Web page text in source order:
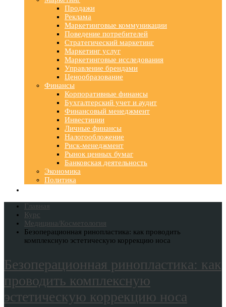
Продажи
Реклама
Маркетинговые коммуникации
Поведение потребителей
Стратегический маркетинг
Маркетинг услуг
Маркетинговые исследования
Управление брендами
Ценообразование
Финансы
Корпоративные финансы
Бухгалтерский учет и аудит
Финансовый менеджмент
Инвестиции
Личные финансы
Налогообложение
Риск-менеджмент
Рынок ценных бумаг
Банковская деятельность
Экономика
Политика
Главная
Курс
Медицина/Косметология
Безоперационная ринопластика: как проводить
комплексную эстетическую коррекцию носа
Безоперационная ринопластика: как
проводить комплексную
эстетическую коррекцию носа